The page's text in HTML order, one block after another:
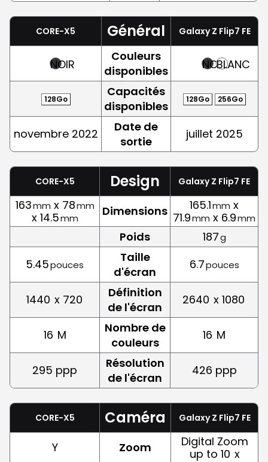
CORE-X5 Général Galaxy Z Flip7 FE
NOIR
Couleurs
disponibles
NOIRBLANC
128Go
Capacités
disponibles
128Go 256Go
novembre 2022
Date de
sortie
juillet 2025
CORE-X5 Design Galaxy Z Flip7 FE
163mm x 78mm
x 14.5mm Dimensions 165.1mm x
71.9mm x 6.9mm
Poids 187g
5.45pouces
Taille
d'écran
6.7pouces
1440 x 720
Définition
de l'écran
2640 x 1080
16 M
Nombre de
couleurs
16 M
295 ppp
Résolution
de l'écran
426 ppp
CORE-X5 Caméra Galaxy Z Flip7 FE
Y Zoom
Digital Zoom
up to 10 x